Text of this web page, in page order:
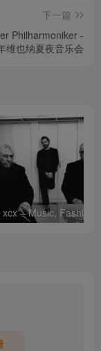
下一篇
Philharmoniker -
维也纳夏夜音乐会